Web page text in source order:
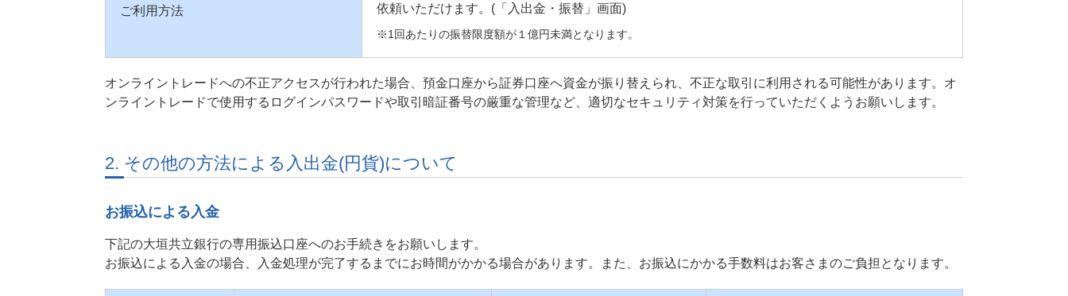
ご利用方法
依頼いただけます。(「入出金・振替」画面)
※1回あたりの振替限度額が１億円未満となります。
オンライントレードへの不正アクセスが行われた場合、預金口座から証券口座へ資金が振り替えられ、不正な取引に利用される可能性があります。オ
ンライントレードで使用するログインパスワードや取引暗証番号の厳重な管理など、適切なセキュリティ対策を行っていただくようお願いします。
2. その他の方法による入出金(円貨)について
お振込による入金
下記の大垣共立銀行の専用振込口座へのお手続きをお願いします。
お振込による入金の場合、入金処理が完了するまでにお時間がかかる場合があります。また、お振込にかかる手数料はお客さまのご負担となります。